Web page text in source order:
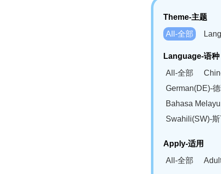
Theme-主题
All-全部
Language-语种
All-全部
German(DE)-
Bahasa
Swahili(SW)-
Apply-适用
All-全部